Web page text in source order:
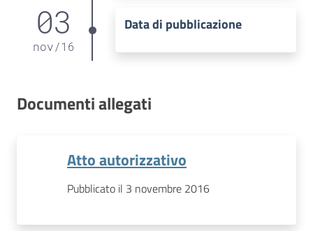
03
nov/16
Data di pubblicazione
Documenti allegati
Atto autorizzativo
Pubblicato il 3 novembre 2016